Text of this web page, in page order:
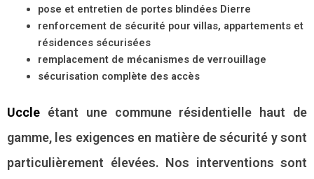
pose et entretien de portes blindées Dierre
renforcement de sécurité pour villas, appartements et
résidences sécurisées
remplacement de mécanismes de verrouillage
sécurisation complète des accès
Uccle étant une commune résidentielle haut de
gamme, les exigences en matière de sécurité y sont
particulièrement élevées. Nos interventions sont